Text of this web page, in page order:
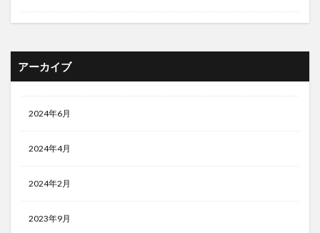
アーカイブ
2024年6月
2024年4月
2024年2月
2023年9月